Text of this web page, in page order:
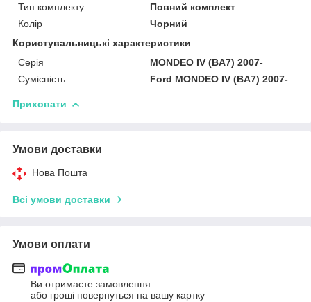
Тип комплекту
Повний комплект
Колір
Чорний
Користувальницькі характеристики
Серія
MONDEO IV (BA7) 2007-
Сумісність
Ford MONDEO IV (BA7) 2007-
Приховати
Умови доставки
Нова Пошта
Всі умови доставки
Умови оплати
Ви отримаєте замовлення
або гроші повернуться на вашу картку